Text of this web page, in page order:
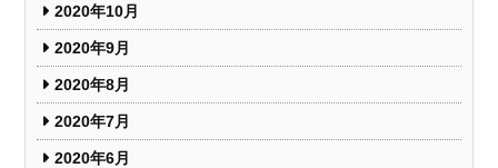
2020年10月
2020年9月
2020年8月
2020年7月
2020年6月